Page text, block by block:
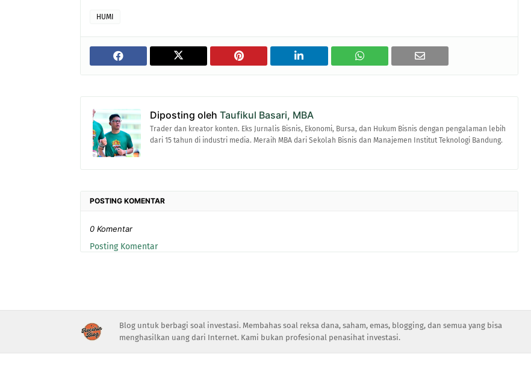
HUMI
Diposting oleh Taufikul Basari, MBA
Trader dan kreator konten. Eks Jurnalis Bisnis, Ekonomi, Bursa, dan Hukum Bisnis dengan pengalaman lebih
dari 15 tahun di industri media. Meraih MBA dari Sekolah Bisnis dan Manajemen Institut Teknologi Bandung.
POSTING KOMENTAR
0 Komentar
Posting Komentar
Blog untuk berbagi soal investasi. Membahas soal reksa dana, saham, emas, blogging, dan semua yang bisa
menghasilkan uang dari Internet. Kami bukan profesional penasihat investasi.